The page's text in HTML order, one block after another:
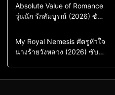
Comedy
Drama
ซีรี่ย์เกาหลี
ซีรี่ย์เกาหลีพากย์ไทย
Absolute Value of Romance
วุ่นนัก รักสัมบูรณ์ (2026) ซับ
Comedy
Drama
Sci-Fi & Fantasy
My Royal Nemesis ศัตรูหัวใจ
นางร้ายวังหลวง (2026) ซับ